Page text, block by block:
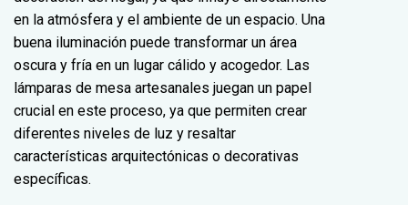
en la atmósfera y el ambiente de un espacio. Una
buena iluminación puede transformar un área
oscura y fría en un lugar cálido y acogedor. Las
lámparas de mesa artesanales juegan un papel
crucial en este proceso, ya que permiten crear
diferentes niveles de luz y resaltar
características arquitectónicas o decorativas
específicas.